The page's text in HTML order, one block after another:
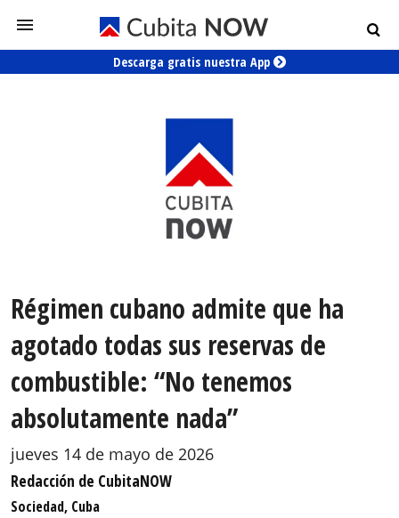
Descarga gratis nuestra App
Régimen cubano admite que ha
agotado todas sus reservas de
combustible: “No tenemos
absolutamente nada”
jueves 14 de mayo de 2026
Redacción de CubitaNOW
Sociedad, Cuba